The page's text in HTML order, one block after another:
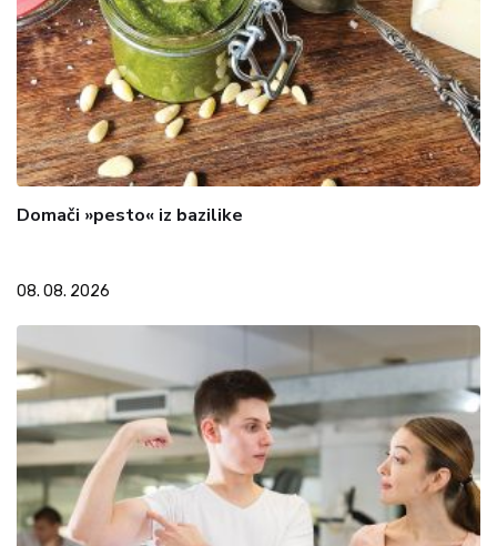
Domači »pesto« iz bazilike
08. 08. 2026